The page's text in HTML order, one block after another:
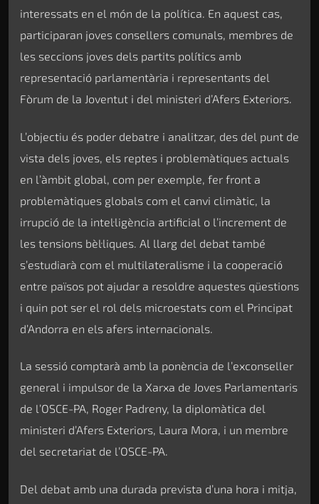
interessats en el món de la política. En aquest cas,
participaran joves consellers comunals, membres de
les seccions joves dels partits polítics amb
representació parlamentària i representants del
Fòrum de la Joventut i del ministeri d’Afers Exteriors.
L’objectiu és poder debatre i analitzar, des del punt de
vista dels joves, els reptes i problemàtiques actuals
en l’àmbit global, com per exemple, fer front a
problemàtiques globals com el canvi climàtic, la
irrupció de la intel·ligència artificial o l’increment de
les tensions bèl·liques. Al llarg del debat també
s’estudiarà com el multilateralisme i la cooperació
entre països pot ajudar a resoldre aquestes qüestions
i quin pot ser el rol dels microestats com el Principat
d’Andorra en els afers internacionals.
La sessió comptarà amb la ponència de l’exconseller
general i impulsor de la Xarxa de Joves Parlamentaris
de l’OSCE-PA, Roger Padreny, la diplomàtica del
ministeri d’Afers Exteriors, Laura Mora, i un membre
del secretariat de l’OSCE-PA.
Del debat amb una durada prevista d’una hora i mitja,